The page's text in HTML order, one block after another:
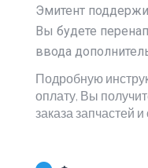
Эмитент
Вы будете
ввода
Подробную
оплату, Вы
заказа запчастей